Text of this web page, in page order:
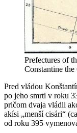
Prefectures of
Constantine
Pred vládou
po jeho smrti v roku
pričom dvaja vládli
akísi „menší cisári“
od roku 395